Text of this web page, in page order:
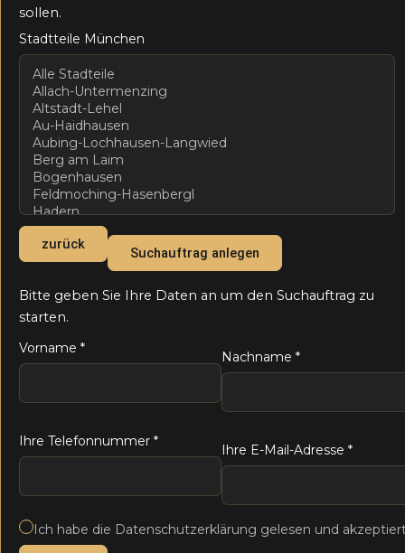
sollen.
Stadtteile München
zurück
Suchauftrag anlegen
Bitte geben Sie Ihre Daten an um den Suchauftrag zu
starten.
Vorname *
Nachname *
Ihre Telefonnummer *
Ihre E-Mail-Adresse *
Ich habe die Datenschutzerklärung gelesen und